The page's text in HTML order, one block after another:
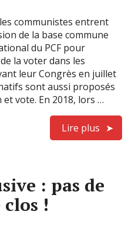
communistes entrent
de la base commune
du PCF pour
la voter dans les
leur Congrès en juillet
sont aussi proposés
vote. En 2018, lors …
Lire plus
: pas de
!